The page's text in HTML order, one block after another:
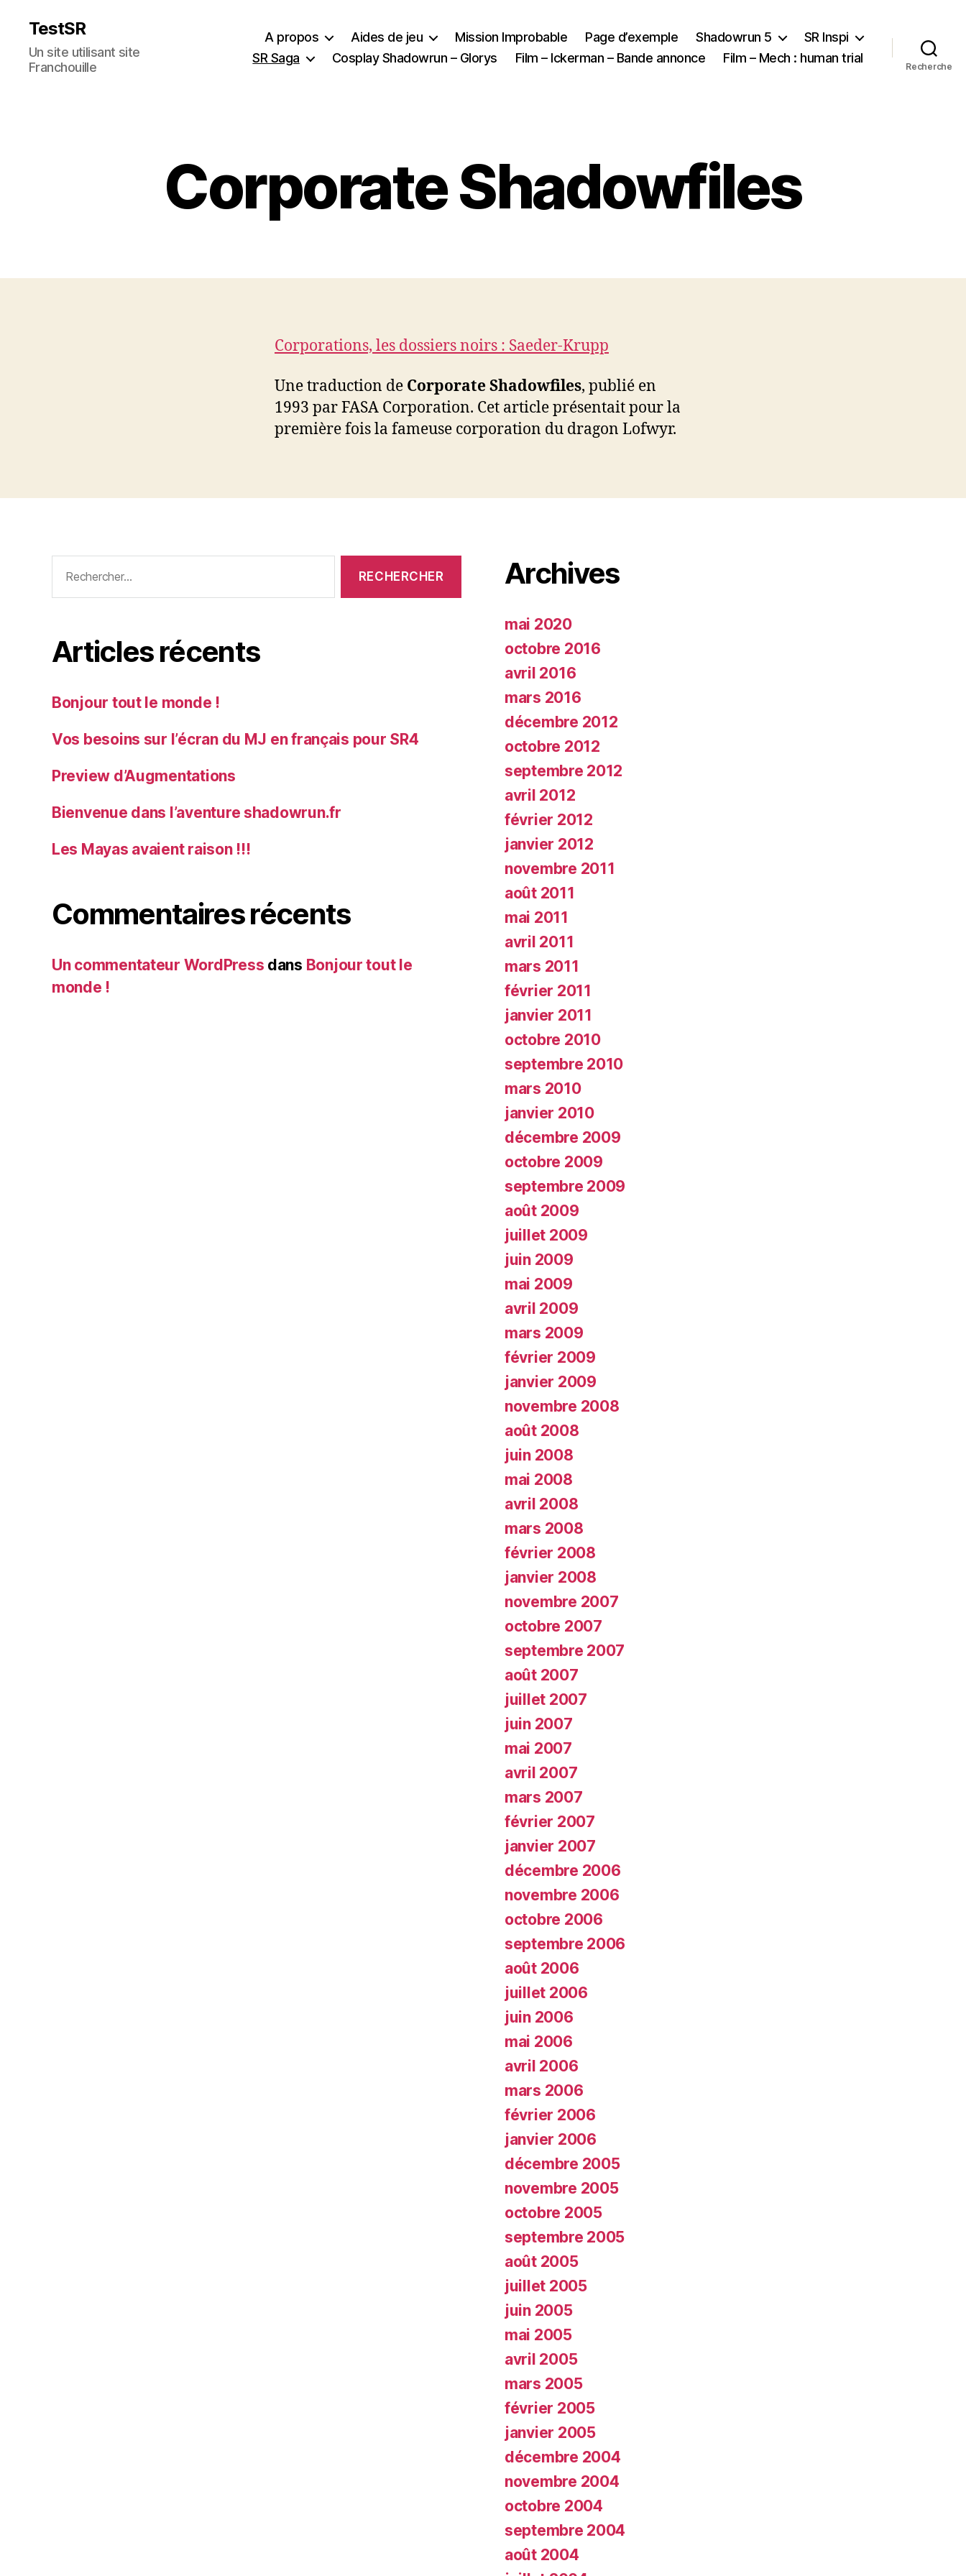
TestSR
Un site utilisant site
Franchouille
A propos Aides de jeu Mission Improbable Page d’exemple Shadowrun 5
SR Inspi
SR Saga
Cosplay Shadowrun – Glorys Film – Ickerman – Bande annonce Film – Mech : human trial
Recherche
Corporate Shadowfiles
Corporations, les dossiers noirs : Saeder-Krupp
Une traduction de Corporate Shadowfiles, publié en
1993 par FASA Corporation. Cet article présentait pour la
première fois la fameuse corporation du dragon Lofwyr.
Articles récents
Bonjour tout le monde !
Vos besoins sur l’écran du MJ en français pour SR4
Preview d’Augmentations
Bienvenue dans l’aventure shadowrun.fr
Les Mayas avaient raison !!!
Commentaires récents
Un commentateur WordPress dans Bonjour tout le
monde !
Archives
mai 2020
octobre 2016
avril 2016
mars 2016
décembre 2012
octobre 2012
septembre 2012
avril 2012
février 2012
janvier 2012
novembre 2011
août 2011
mai 2011
avril 2011
mars 2011
février 2011
janvier 2011
octobre 2010
septembre 2010
mars 2010
janvier 2010
décembre 2009
octobre 2009
septembre 2009
août 2009
juillet 2009
juin 2009
mai 2009
avril 2009
mars 2009
février 2009
janvier 2009
novembre 2008
août 2008
juin 2008
mai 2008
avril 2008
mars 2008
février 2008
janvier 2008
novembre 2007
octobre 2007
septembre 2007
août 2007
juillet 2007
juin 2007
mai 2007
avril 2007
mars 2007
février 2007
janvier 2007
décembre 2006
novembre 2006
octobre 2006
septembre 2006
août 2006
juillet 2006
juin 2006
mai 2006
avril 2006
mars 2006
février 2006
janvier 2006
décembre 2005
novembre 2005
octobre 2005
septembre 2005
août 2005
juillet 2005
juin 2005
mai 2005
avril 2005
mars 2005
février 2005
janvier 2005
décembre 2004
novembre 2004
octobre 2004
septembre 2004
août 2004